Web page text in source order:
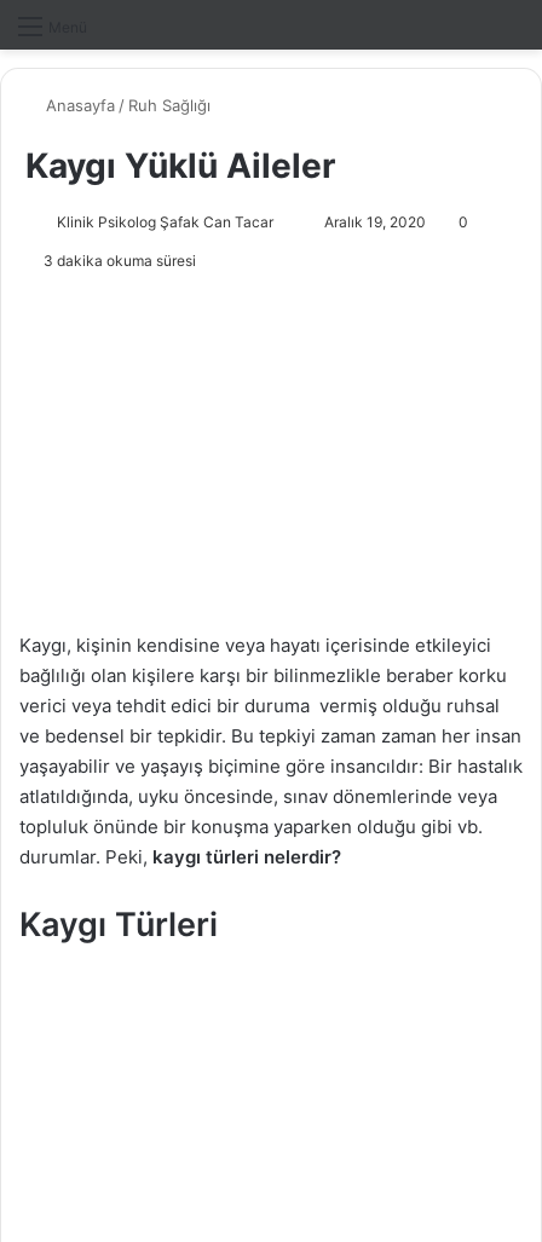
Anasayfa / Ruh Sağlığı
Kaygı Yüklü Aileler
Klinik Psikolog Şafak Can Tacar
r
m
e
k
Aralık 19, 2020 0
3 dakika okuma süresi
Kaygı, kişinin kendisine veya hayatı içerisinde etkileyici
bağlılığı olan kişilere karşı bir bilinmezlikle beraber korku
verici veya tehdit edici bir duruma vermiş olduğu ruhsal
ve bedensel bir tepkidir. Bu tepkiyi zaman zaman her insan
yaşayabilir ve yaşayış biçimine göre insancıldır: Bir hastalık
atlatıldığında, uyku öncesinde, sınav dönemlerinde veya
topluluk önünde bir konuşma yaparken olduğu gibi vb.
durumlar. Peki, kaygı türleri nelerdir?
Kaygı Türleri